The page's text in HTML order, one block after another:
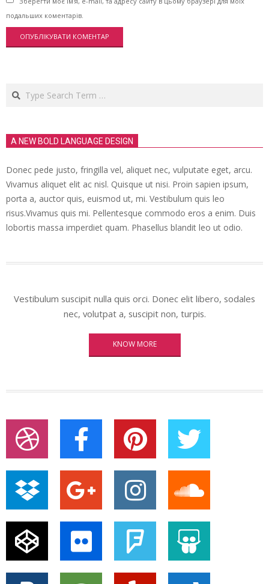
подальших коментарів.
Search
A NEW BOLD LANGUAGE DESIGN
Donec pede justo, fringilla vel, aliquet nec, vulputate eget, arcu.
Vivamus aliquet elit ac nisl. Quisque ut nisi. Proin sapien ipsum,
porta a, auctor quis, euismod ut, mi. Vestibulum quis leo
risus.Vivamus quis mi. Pellentesque commodo eros a enim. Duis
lobortis massa imperdiet quam. Phasellus blandit leo ut odio.
Vestibulum suscipit nulla quis orci. Donec elit libero, sodales
nec, volutpat a, suscipit non, turpis.
KNOW MORE